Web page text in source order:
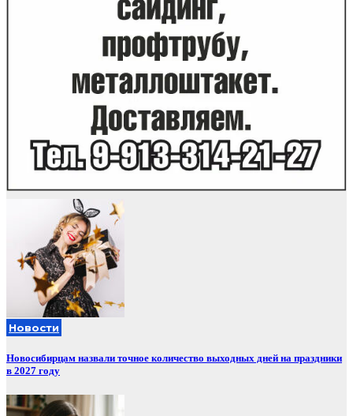
Новости
Новосибирцам назвали точное количество выходных дней на праздники
в 2027 году